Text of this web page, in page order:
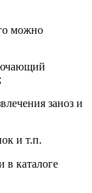
можно
заноз и
и т.п.
каталоге